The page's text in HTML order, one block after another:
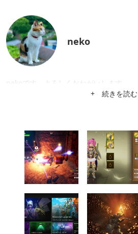
neko
nekoです。よろしくおねがいします。
+ 続きを読む